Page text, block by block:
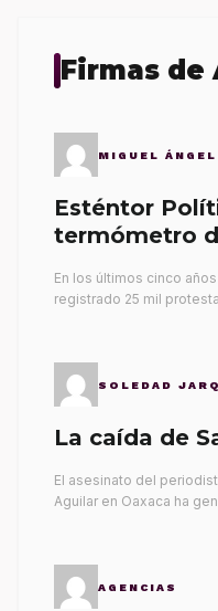
Firmas de
MIGUEL
Esténtor
termómetro
En los últimos cinco
registrado 25 mil
SOLEDAD
La caída de
El asesinato del
Aguilar en Oaxaca ha
AGENCIAS